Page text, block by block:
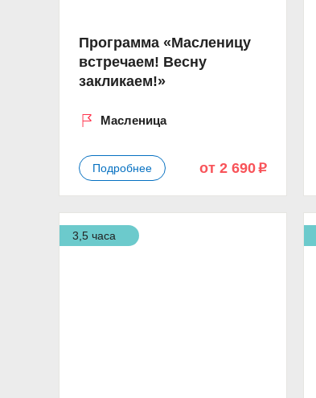
Программа «Масленицу
встречаем! Весну
закликаем!»
Масленица
Подробнее от 2 690 p
3,5 часа